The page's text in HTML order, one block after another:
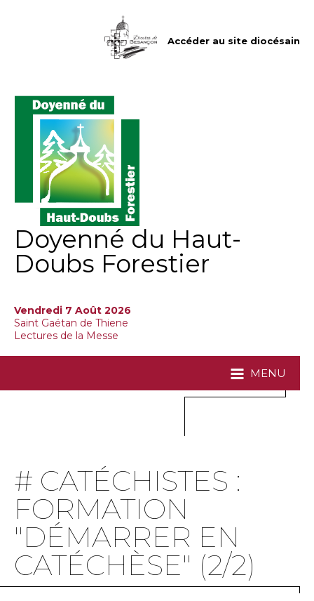
Accéder au site diocésain
Doyenné du Haut-
Doubs Forestier
Vendredi 7 Août 2026
Saint Gaétan de Thiene
Lectures de la Messe
MENU
# CATÉCHISTES :
FORMATION
"DÉMARRER EN
CATÉCHÈSE" (2/2)